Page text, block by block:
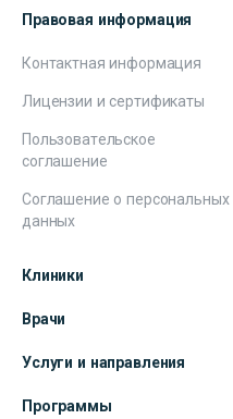
Правовая информация
Контактная информация
Лицензии и сертификаты
Пользовательское
соглашение
Соглашение о персональных
данных
Клиники
Врачи
Услуги и направления
Программы